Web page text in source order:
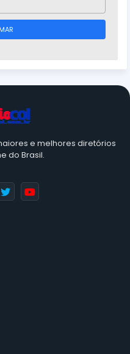
e melhores diretórios
do Brasil.